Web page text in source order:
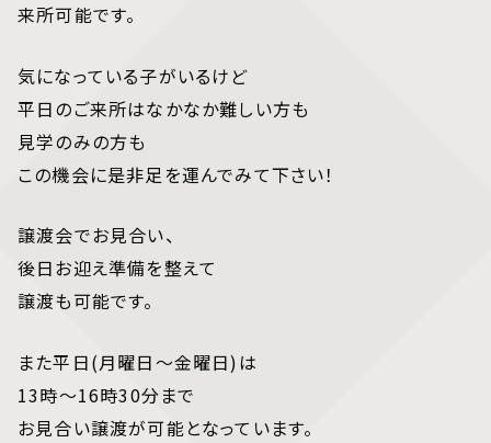
来所可能です。
気になっている子がいるけど
平日のご来所はなかなか難しい方も
見学のみの方も
この機会に是非足を運んでみて下さい！
譲渡会でお見合い、
後日お迎え準備を整えて
譲渡も可能です。
また平日(月曜日〜金曜日)は
13時〜16時30分まで
お見合い譲渡が可能となっています。